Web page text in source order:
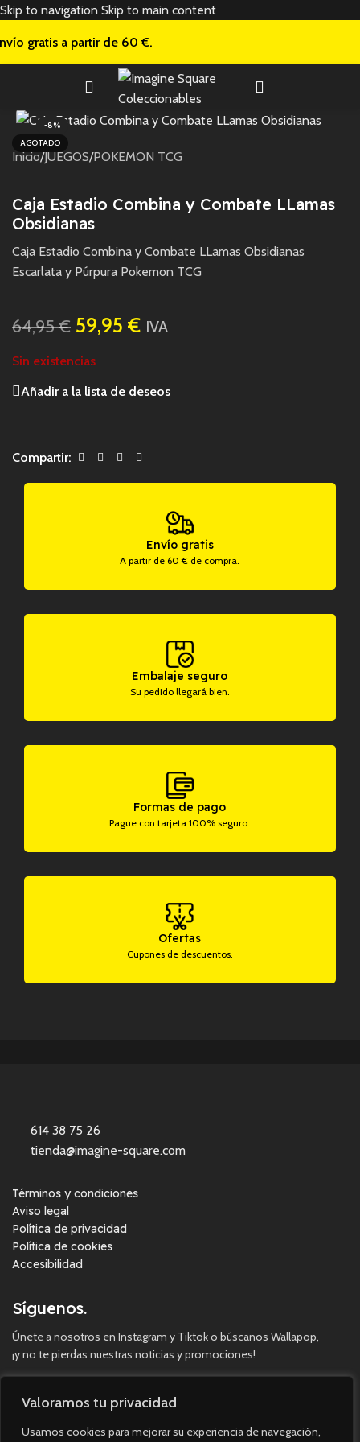
Valoramos tu privacidad
Usamos cookies para mejorar su experiencia de navegación,
Skip to navigation Skip to main content
gratis a partir de 60 €.
-8%
AGOTADO
Inicio/JUEGOS/POKEMON TCG
Caja Estadio Combina y Combate LLamas
Obsidianas
Caja Estadio Combina y Combate LLamas Obsidianas
Escarlata y Púrpura Pokemon TCG
64,95€ 59,95 € IVA
Sin existencias
Añadir a la lista de deseos
Compartir:
Envío gratis
A partir de 60 € de compra.
Embalaje seguro
Su pedido llegará bien.
Formas de pago
Pague con tarjeta 100% seguro.
Ofertas
Cupones de descuentos.
614 38 75 26
tienda@imagine-square.com
Términos y condiciones
Aviso legal
Política de privacidad
Política de cookies
Accesibilidad
Síguenos.
Únete a nosotros en Instagram y Tiktok o búscanos Wallapop,
¡y no te pierdas nuestras noticias y promociones!